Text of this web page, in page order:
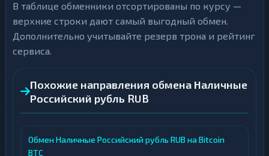
В таблице обменники отсортированы по курсу —
верхние строки дают самый выгодный обмен.
Дополнительно учитывайте резерв трона и рейтинг
сервиса.
Похожие направления обмена Наличные
Российский рубль RUB
Обмен Наличные Российский рубль RUB на Bitcoin
BTC